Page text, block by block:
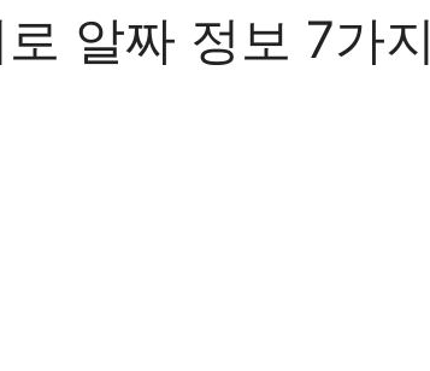
알짜 정보 7가지